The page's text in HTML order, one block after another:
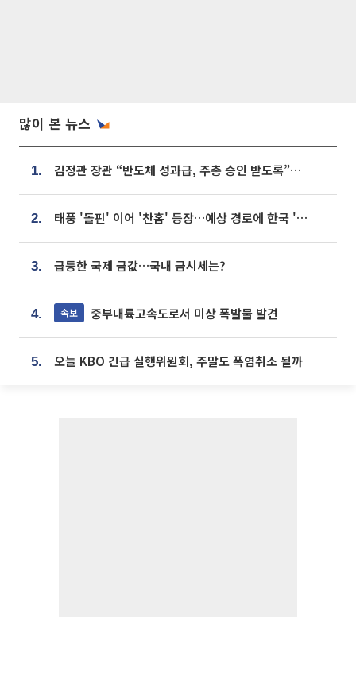
많이 본 뉴스
1. 김정관 장관 “반도체 성과급, 주총 승인 받도록”…상법·자본시장법 개정 시사
2. 태풍 '돌핀' 이어 '찬홈' 등장…예상 경로에 한국 '한숨'
3. 급등한 국제 금값…국내 금시세는?
4. 속보 중부내륙고속도로서 미상 폭발물 발견
5. 오늘 KBO 긴급 실행위원회, 주말도 폭염취소 될까